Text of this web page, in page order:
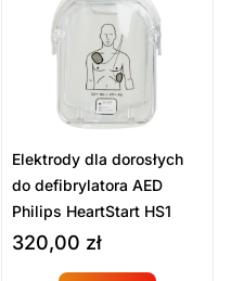
Elektrody dla dorosłych
do defibrylatora AED
Philips HeartStart HS1
320,00 zł